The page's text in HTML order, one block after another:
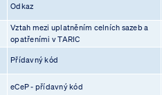
Odkaz
Vztah mezi uplatněním celních sazeb a
opatřeními v TARIC
Přídavný kód
eCeP - přídavný kód